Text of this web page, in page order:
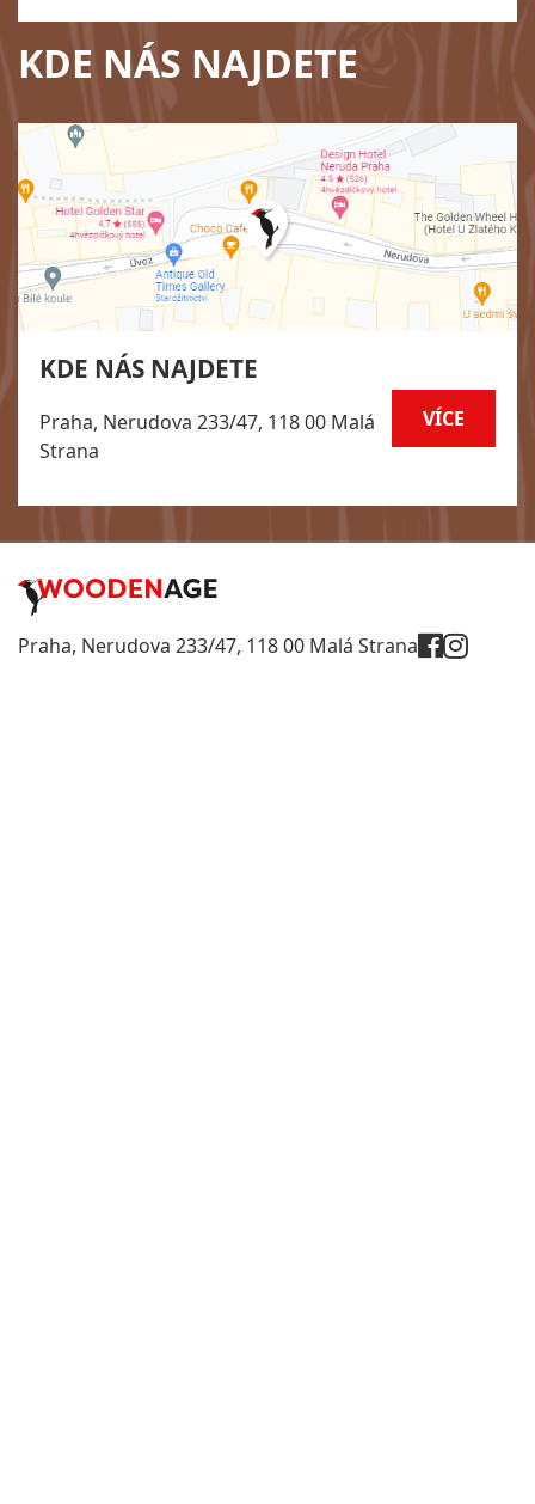
KDE NÁS NAJDETE
KDE NÁS NAJDETE
Praha, Nerudova 233/47, 118 00 Malá
Strana
VÍCE
Praha, Nerudova 233/47, 118 00 Malá Strana